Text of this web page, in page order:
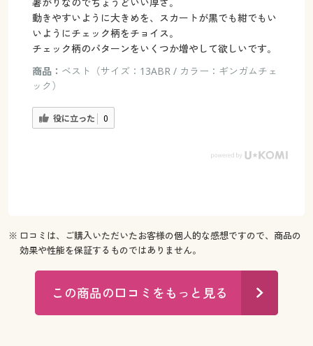
動きやすいように大きめを、スカートが黒でも紺でもい
いようにチェック柄をチョイス｡
チェック柄のパターンをいくつか増やして欲しいです｡
商品： ベスト（サイズ：13ABR / カラー：ギンガムチェ
ック）
役に立った 0
※ 口コミは、ご購入いただいたお客様の個人的な感想ですので、商品の
効果や性能を保証するものではありません。
この商品の口コミをもっと見る